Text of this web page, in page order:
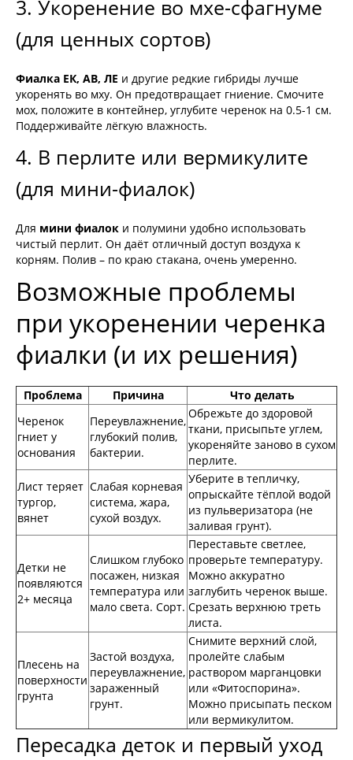
3. Укоренение во мхе-сфагнуме
(для ценных сортов)
Фиалка ЕК, АВ, ЛЕ и другие редкие гибриды лучше
укоренять во мху. Он предотвращает гниение. Смочите
мох, положите в контейнер, углубите черенок на 0.5-1 см.
Поддерживайте лёгкую влажность.
4. В перлите или вермикулите
(для мини-фиалок)
Для мини фиалок и полумини удобно использовать
чистый перлит. Он даёт отличный доступ воздуха к
корням. Полив – по краю стакана, очень умеренно.
Возможные проблемы
при укоренении черенка
фиалки (и их решения)
Проблема Причина
Что делать
Черенок
гниет у
основания
Переувлажнение,
глубокий полив,
бактерии.
Обрежьте до здоровой
ткани, присыпьте углем,
укореняйте заново в сухом
перлите.
Лист теряет
тургор,
вянет
Слабая корневая
система, жара,
сухой воздух.
Уберите в тепличку,
опрыскайте тёплой водой
из пульверизатора (не
заливая грунт).
Детки не
появляются
2+ месяца
Слишком глубоко
посажен, низкая
температура или
мало света. Сорт.
Переставьте светлее,
проверьте температуру.
Можно аккуратно
заглубить черенок выше.
Срезать верхнюю треть
листа.
Плесень на
поверхности
грунта
Застой воздуха,
переувлажнение,
зараженный
грунт.
Снимите верхний слой,
пролейте слабым
раствором марганцовки
или «Фитоспорина».
Можно присыпать песком
или вермикулитом.
Пересадка деток и первый уход